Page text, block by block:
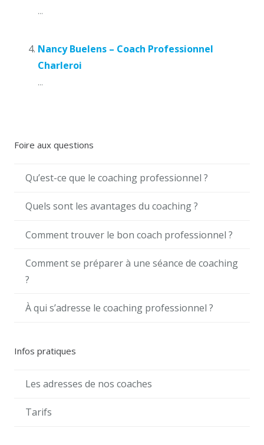
...
Nancy Buelens – Coach Professionnel
Charleroi
...
Foire aux questions
Qu’est-ce que le coaching professionnel ?
Quels sont les avantages du coaching ?
Comment trouver le bon coach professionnel ?
Comment se préparer à une séance de coaching
?
À qui s’adresse le coaching professionnel ?
Infos pratiques
Les adresses de nos coaches
Tarifs